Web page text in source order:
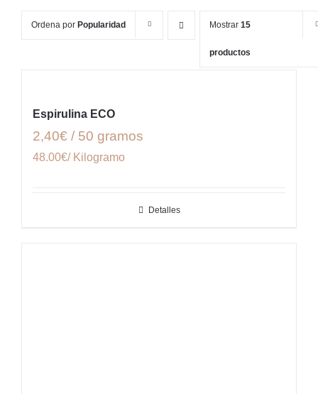
Ordena por Popularidad Mostrar 15
productos
Espirulina ECO
2,40€ / 50 gramos
48.00€/ Kilogramo
Detalles